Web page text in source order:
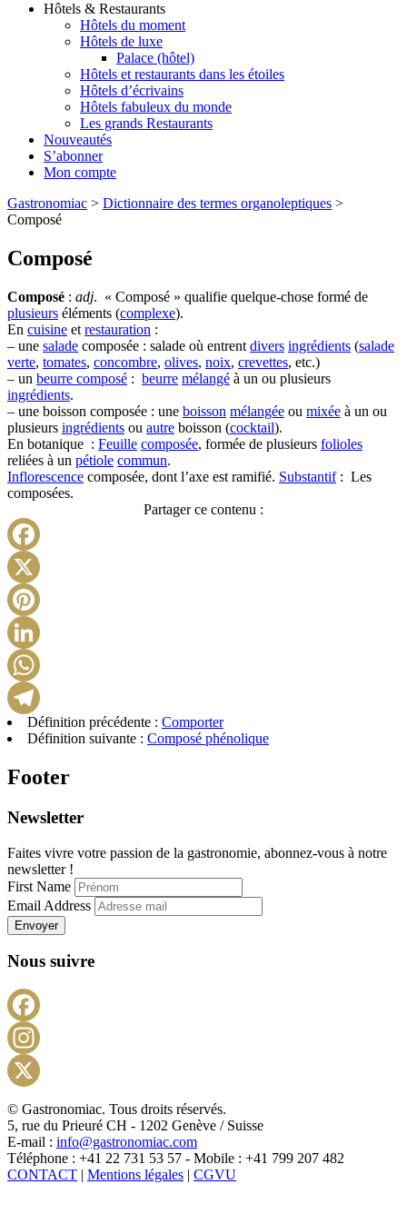
Hôtels & Restaurants
Hôtels du moment
Hôtels de luxe
Palace (hôtel)
Hôtels et restaurants dans les étoiles
Hôtels d’écrivains
Hôtels fabuleux du monde
Les grands Restaurants
Nouveautés
S’abonner
Mon compte
Gastronomiac > Dictionnaire des termes organoleptiques >
Composé
Composé
Composé : adj. « Composé » qualifie quelque-chose formé de
plusieurs éléments (complexe).
En cuisine et restauration :
– une salade composée : salade où entrent divers ingrédients (salade
verte, tomates, concombre, olives, noix, crevettes, etc.)
– un beurre composé : beurre mélangé à un ou plusieurs
ingrédients.
– une boisson composée : une boisson mélangée ou mixée à un ou
plusieurs ingrédients ou autre boisson (cocktail).
En botanique : Feuille composée, formée de plusieurs folioles
reliées à un pétiole commun.
Inflorescence composée, dont l’axe est ramifié. Substantif: Les
composées.
Partager ce contenu :
Telegram
Définition précédente : Comporter
Définition suivante : Composé phénolique
Footer
Newsletter
Faites vivre votre passion de la gastronomie, abonnez-vous à notre
newsletter !
First Name
Email Address
Envoyer
Nous suivre
X
© Gastronomiac. Tous droits réservés.
5, rue du Prieuré CH - 1202 Genève / Suisse
E-mail : info@gastronomiac.com
Téléphone : +41 22 731 53 57 - Mobile : +41 799 207 482
CONTACT | Mentions légales | CGVU